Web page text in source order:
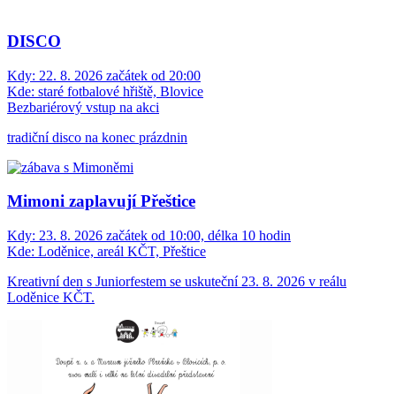
DISCO
Kdy: 22. 8. 2026 začátek od 20:00
Kde: staré fotbalové hřiště, Blovice
Bezbariérový vstup na akci
tradiční disco na konec prázdnin
Mimoni zaplavují Přeštice
Kdy: 23. 8. 2026 začátek od 10:00, délka 10 hodin
Kde: Loděnice, areál KČT, Přeštice
Kreativní den s Juniorfestem se uskuteční 23. 8. 2026 v reálu
Loděnice KČT.